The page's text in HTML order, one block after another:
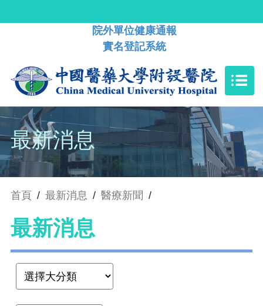
院外單位健康通報
實名登記系統
最新消息
首頁 / 最新消息 / 醫療新聞 /
最新消息